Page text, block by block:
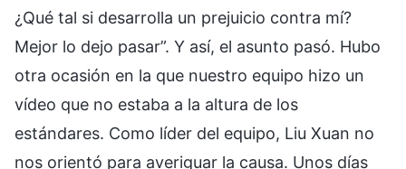
¿Qué tal si desarrolla un prejuicio contra mí?
Mejor lo dejo pasar”. Y así, el asunto pasó. Hubo
otra ocasión en la que nuestro equipo hizo un
vídeo que no estaba a la altura de los
estándares. Como líder del equipo, Liu Xuan no
nos orientó para averiguar la causa. Unos días